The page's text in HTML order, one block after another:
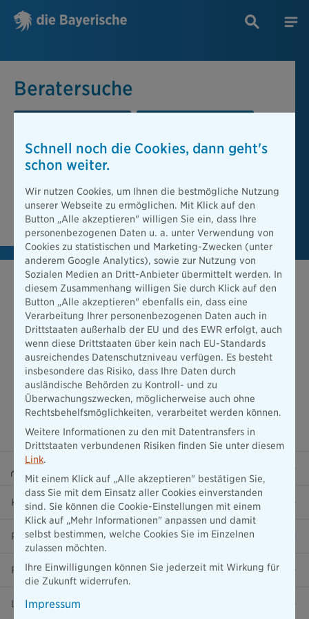
Beratersuche
Beratersuche
PLZ oder Ort
Berater finden
Karriere
Presse
Ratgeber
Lob & Kritik
Schnell noch die Cookies, dann geht's
schon weiter.
Wir nutzen Cookies, um Ihnen die bestmögliche Nutzung
unserer Webseite zu ermöglichen. Mit Klick auf den
Button „Alle akzeptieren" willigen Sie ein, dass Ihre
personenbezogenen Daten u. a. unter Verwendung von
Cookies zu statistischen und Marketing-Zwecken (unter
anderem Google Analytics), sowie zur Nutzung von
Sozialen Medien an Dritt-Anbieter übermittelt werden. In
diesem Zusammenhang willigen Sie durch Klick auf den
Button „Alle akzeptieren" ebenfalls ein, dass eine
Verarbeitung Ihrer personenbezogenen Daten auch in
Drittstaaten außerhalb der EU und des EWR erfolgt, auch
wenn diese Drittstaaten über kein nach EU-Standards
ausreichendes Datenschutzniveau verfügen. Es besteht
insbesondere das Risiko, dass Ihre Daten durch
ausländische Behörden zu Kontroll- und zu
Überwachungszwecken, möglicherweise auch ohne
Rechtsbehelfsmöglichkeiten, verarbeitet werden können.
Weitere Informationen zu den mit Datentransfers in
Drittstaaten verbundenen Risiken finden Sie unter diesem
Link.
Mit einem Klick auf „Alle akzeptieren" bestätigen Sie,
dass Sie mit dem Einsatz aller Cookies einverstanden
sind. Sie können die Cookie-Einstellungen mit einem
Klick auf „Mehr Informationen" anpassen und damit
selbst bestimmen, welche Cookies Sie im Einzelnen
zulassen möchten.
Ihre Einwilligungen können Sie jederzeit mit Wirkung für
die Zukunft widerrufen.
Impressum